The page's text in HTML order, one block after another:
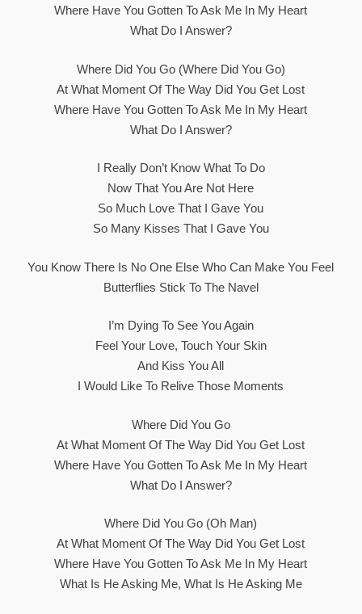
Where Have You Gotten To Ask Me In My Heart
What Do I Answer?
Where Did You Go (where Did You Go)
At What Moment Of The Way Did You Get Lost
Where Have You Gotten To Ask Me In My Heart
What Do I Answer?
I Really Don’t Know What To Do
Now That You Are Not Here
So Much Love That I Gave You
So Many Kisses That I Gave You
You Know There Is No One Else Who Can Make You Feel
Butterflies Stick To The Navel
I’m Dying To See You Again
Feel Your Love, Touch Your Skin
And Kiss You All
I Would Like To Relive Those Moments
Where Did You Go
At What Moment Of The Way Did You Get Lost
Where Have You Gotten To Ask Me In My Heart
What Do I Answer?
Where Did You Go (oh Man)
At What Moment Of The Way Did You Get Lost
Where Have You Gotten To Ask Me In My Heart
What Is He Asking Me, What Is He Asking Me